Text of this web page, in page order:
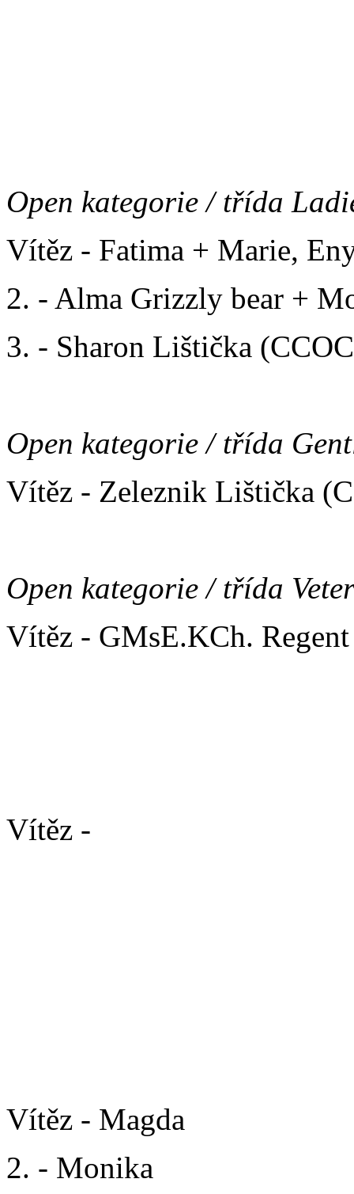
Open kategorie / třída
Vítěz - Fatima + Marie,
2. - Alma Grizzly bear +
3. - Sharon Lištička
Open kategorie / třída
Vítěz - Zeleznik Lištička
Open kategorie / třída
Vítěz - GMsE.KCh.
Vítěz -
Vítěz - Magda
2. - Monika